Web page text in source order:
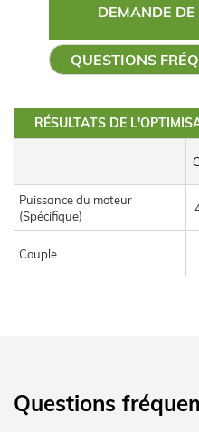
DEMANDE
QUESTIONS
RÉSULTATS DE
Puissance du moteur
(Spécifique)
Couple
Questions